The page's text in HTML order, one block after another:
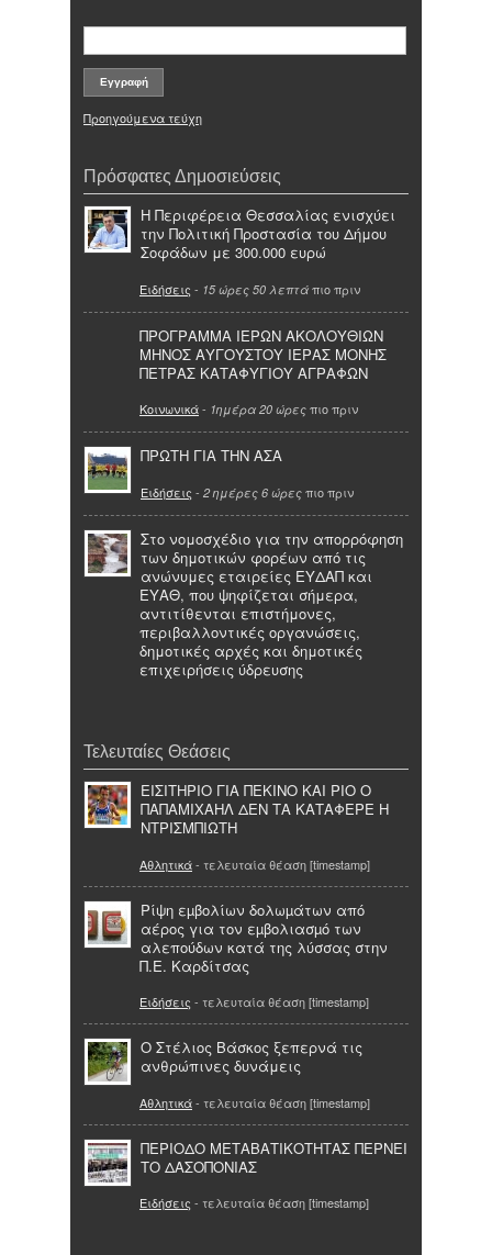
Προηγούμενα τεύχη
Πρόσφατες Δημοσιεύσεις
Η Περιφέρεια Θεσσαλίας ενισχύει
την Πολιτική Προστασία του Δήμου
Σοφάδων με 300.000 ευρώ
Ειδήσεις - 15 ώρες 50 λεπτά πιο πριν
ΠΡΟΓΡΑΜΜΑ ΙΕΡΩΝ ΑΚΟΛΟΥΘΙΩΝ
ΜΗΝΟΣ ΑΥΓΟΥΣΤΟΥ ΙΕΡΑΣ ΜΟΝΗΣ
ΠΕΤΡΑΣ ΚΑΤΑΦΥΓΙΟΥ ΑΓΡΑΦΩΝ
Κοινωνικά- 1ημέρα 20 ώρες πιο πριν
ΠΡΩΤΗ ΓΙΑ ΤΗΝ ΑΣΑ
Ειδήσεις - 2 ημέρες 6 ώρες πιο πριν
Στο νομοσχέδιο για την απορρόφηση
των δημοτικών φορέων από τις
ανώνυμες εταιρείες ΕΥΔΑΠ και
ΕΥΑΘ, που ψηφίζεται σήμερα,
αντιτίθενται επιστήμονες,
περιβαλλοντικές οργανώσεις,
δημοτικές αρχές και δημοτικές
επιχειρήσεις ύδρευσης
Τελευταίες Θεάσεις
ΕΙΣΙΤΗΡΙΟ ΓΙΑ ΠΕΚΙΝΟ ΚΑΙ ΡΙΟ Ο
ΠΑΠΑΜΙΧΑΗΛ ΔΕΝ ΤΑ ΚΑΤΑΦΕΡΕ Η
ΝΤΡΙΣΜΠΙΩΤΗ
Αθλητικά- τελευταία θέαση [timestamp]
Ρίψη εµβολίων δολωµάτων από
αέρος για τον εµβολιασµό των
αλεπούδων κατά της λύσσας στην
Π.Ε. Καρδίτσας
Ειδήσεις - τελευταία θέαση [timestamp]
O Στέλιος Βάσκος ξεπερνά τις
ανθρώπινες δυνάμεις
Αθλητικά- τελευταία θέαση [timestamp]
ΠΕΡΙΟΔΟ ΜΕΤΑΒΑΤΙΚΟΤΗΤΑΣ ΠΕΡΝΕΙ
ΤΟ ΔΑΣΟΠΟΝΙΑΣ
Ειδήσεις - τελευταία θέαση [timestamp]